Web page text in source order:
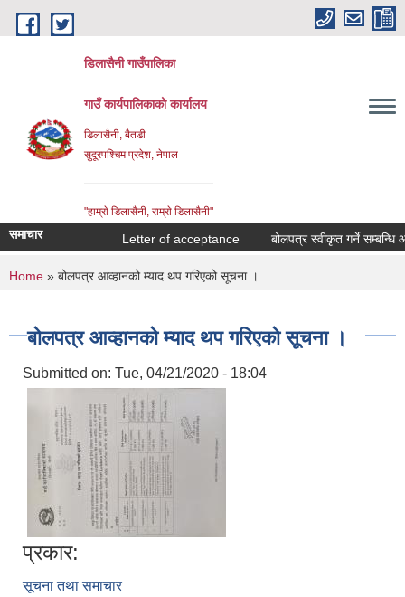
Skip to main content
डिलासैनी गाउँपालिका
गाउँ कार्यपालिकाको कार्यालय
डिलासैनी, बैतडी
सुदूरपश्चिम प्रदेश, नेपाल
"हाम्राे डिलासैनी, राम्राे डिलासैनी"
समाचार Letter of acceptance बोलपत्र स्वीकृत गर्ने सम्बन्धि
You are here
Home » बोलपत्र आव्हानको म्याद थप गरिएको सूचना ।
बोलपत्र आव्हानको म्याद थप गरिएको सूचना ।
Submitted on: Tue, 04/21/2020 - 18:04
प्रकार:
सूचना तथा समाचार